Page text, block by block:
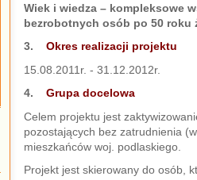
Wiek i wiedza – kompleksowe
bezrobotnych osób po 50 roku
3. Okres realizacji projektu
15.08.2011r. - 31.12.2012r.
4. Grupa docelowa
Celem projektu jest
pozostających bez zatrudnienia
mieszkańców woj. podlaskiego.
Projekt jest skierowany do osób,